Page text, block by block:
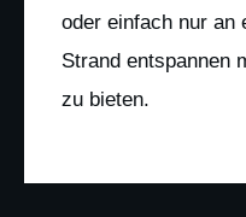
oder einfach nur an
Strand entspannen
zu bieten.